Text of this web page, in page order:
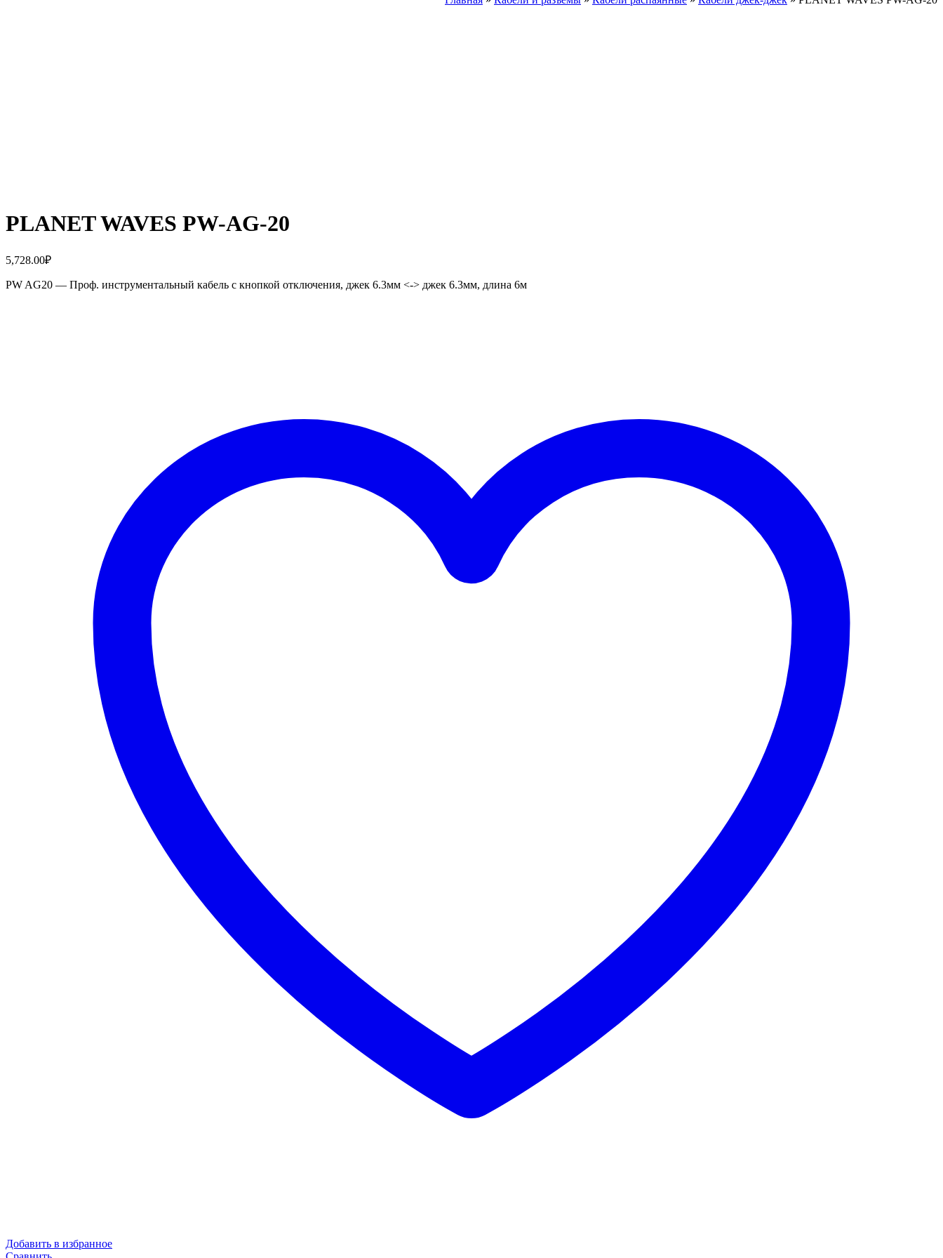
PLANET WAVES PW-AG-20
5,728.00₽
PW AG20 — Проф. инструментальный кабель c кнопкой отключения, джек 6.3мм <-> джек 6.3мм, длина 6м
Добавить в избранное